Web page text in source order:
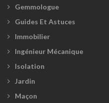
Gemmologue
Guides Et Astuces
Immobilier
Ingénieur Mécanique
Isolation
Jardin
Maçon